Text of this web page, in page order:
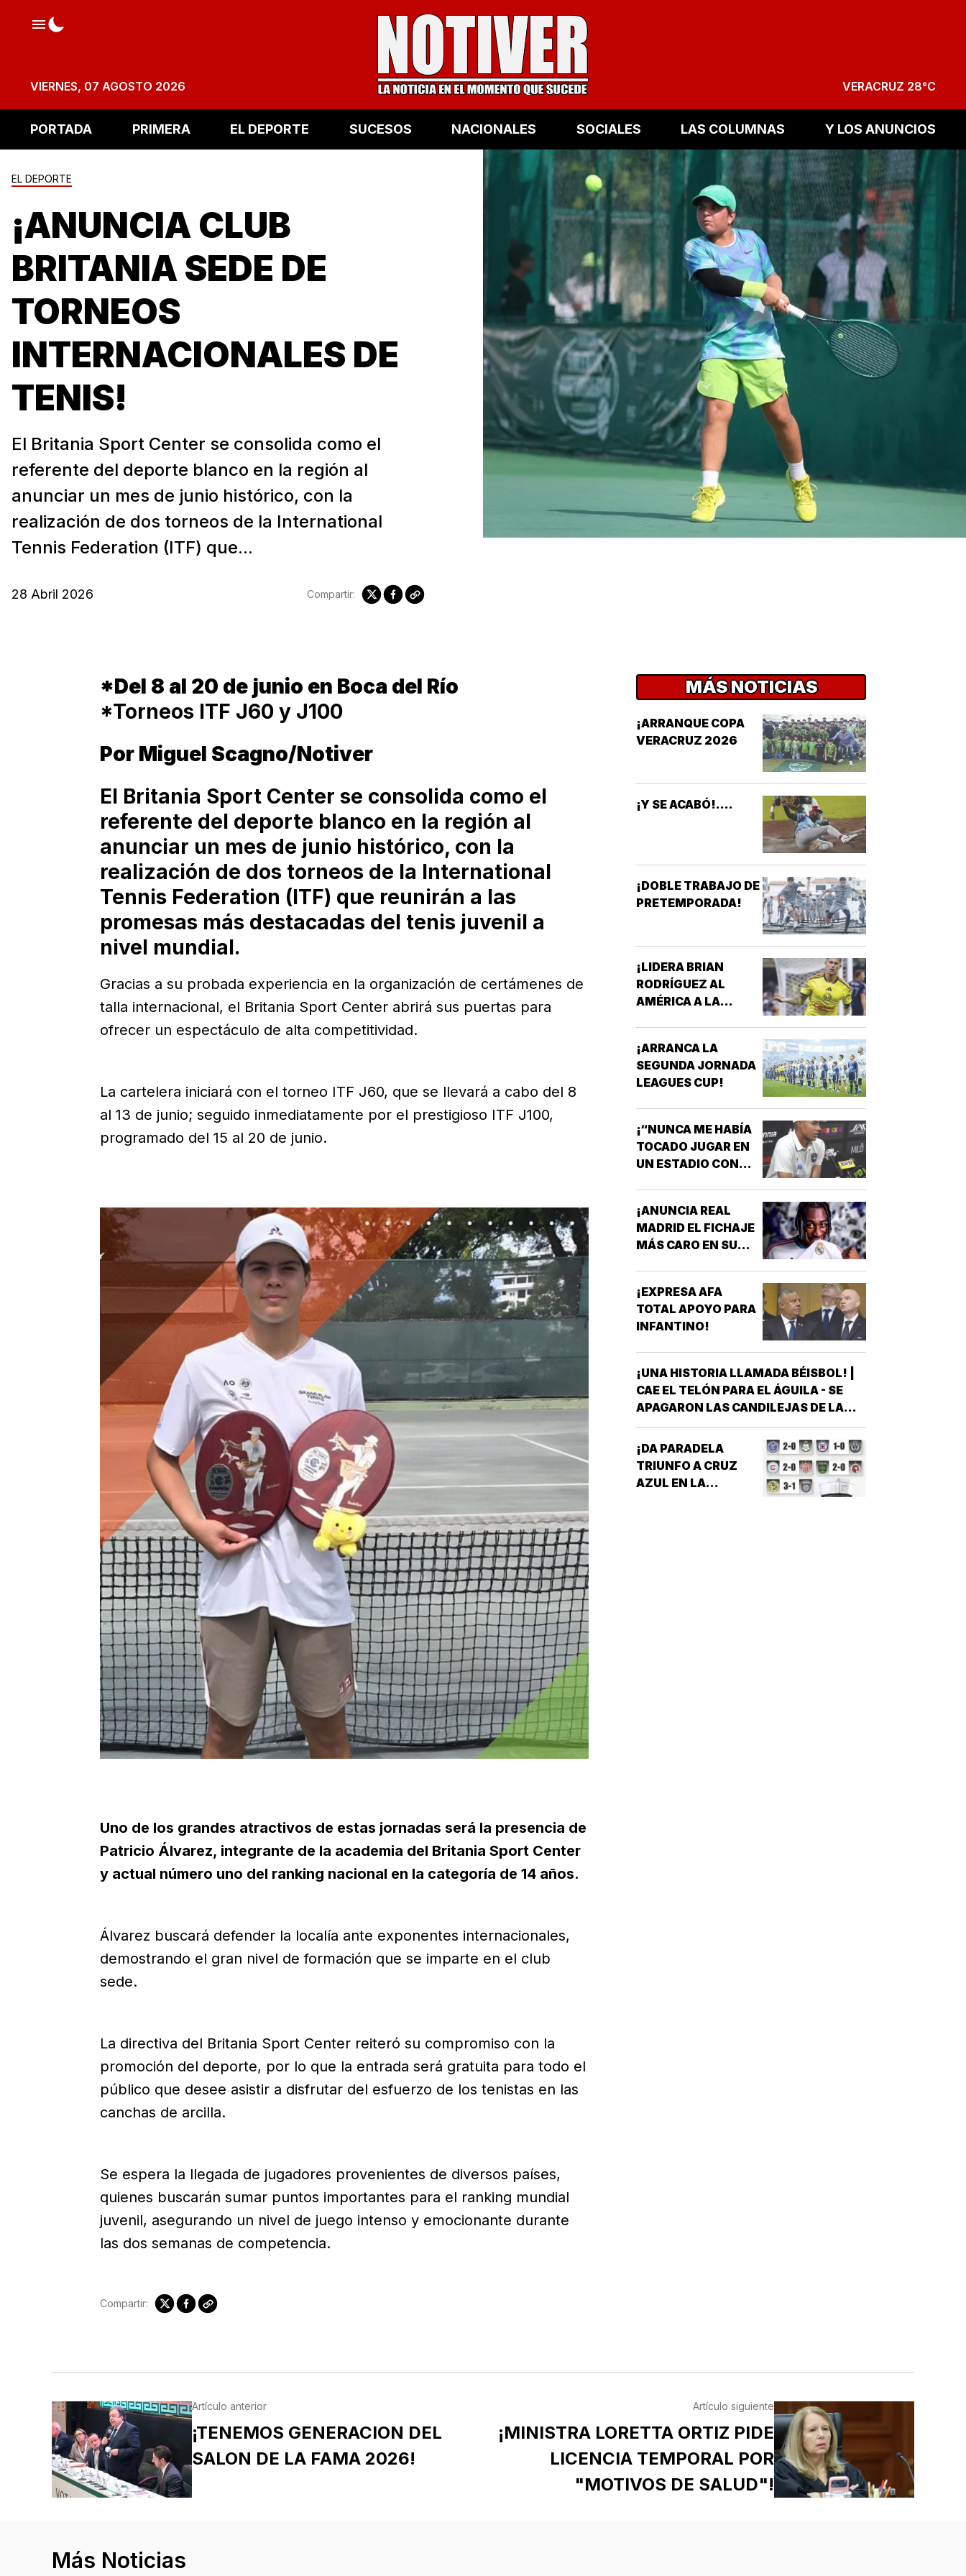
VIERNES, 07 AGOSTO 2026 VERACRUZ 28°C
PORTADA PRIMERA EL DEPORTE SUCESOS NACIONALES SOCIALES LAS COLUMNAS Y LOS ANUNCIOS
EL DEPORTE
¡ANUNCIA CLUB
BRITANIA SEDE DE
TORNEOS
INTERNACIONALES DE
TENIS!
El Britania Sport Center se consolida como el
referente del deporte blanco en la región al
anunciar un mes de junio histórico, con la
realización de dos torneos de la International
Tennis Federation (ITF) que...
28 Abril 2026 Compartir:
*Del 8 al 20 de junio en Boca del Río
*Torneos ITF J60 y J100
Por Miguel Scagno/Notiver
El Britania Sport Center se consolida como el
referente del deporte blanco en la región al
anunciar un mes de junio histórico, con la
realización de dos torneos de la International
Tennis Federation (ITF) que reunirán a las
promesas más destacadas del tenis juvenil a
nivel mundial.
Gracias a su probada experiencia en la organización de certámenes de
talla internacional, el Britania Sport Center abrirá sus puertas para
ofrecer un espectáculo de alta competitividad.
La cartelera iniciará con el torneo ITF J60, que se llevará a cabo del 8
al 13 de junio; seguido inmediatamente por el prestigioso ITF J100,
programado del 15 al 20 de junio.
Uno de los grandes atractivos de estas jornadas será la presencia de
Patricio Álvarez, integrante de la academia del Britania Sport Center
y actual número uno del ranking nacional en la categoría de 14 años.
Álvarez buscará defender la localía ante exponentes internacionales,
demostrando el gran nivel de formación que se imparte en el club
sede.
La directiva del Britania Sport Center reiteró su compromiso con la
promoción del deporte, por lo que la entrada será gratuita para todo el
público que desee asistir a disfrutar del esfuerzo de los tenistas en las
canchas de arcilla.
Se espera la llegada de jugadores provenientes de diversos países,
quienes buscarán sumar puntos importantes para el ranking mundial
juvenil, asegurando un nivel de juego intenso y emocionante durante
las dos semanas de competencia.
Compartir:
MÁS NOTICIAS
¡ARRANQUE COPA
VERACRUZ 2026
¡Y SE ACABÓ!....
¡DOBLE TRABAJO DE
PRETEMPORADA!
¡LIDERA BRIAN
RODRÍGUEZ AL
AMÉRICA A LA
¡ARRANCA LA
SEGUNDA JORNADA
LEAGUES CUP!
¡“NUNCA ME HABÍA
TOCADO JUGAR EN
UN ESTADIO CON
¡ANUNCIA REAL
MADRID EL FICHAJE
MÁS CARO EN SU
¡EXPRESA AFA
TOTAL APOYO PARA
INFANTINO!
¡UNA HISTORIA LLAMADA BÉISBOL! |
CAE EL TELÓN PARA EL ÁGUILA - SE
APAGARON LAS CANDILEJAS DE LA
TEMPORADA 2026 PARA EL ÁGUILA DE
VERACRUZ *LA NOVENA JAROCHA
CERRÓ SU CALENDARIO CON UNA
VICTORIA DE 10-6 SOBRE PERICOS DE
PUEBLA, PERO EL TRIUNFO YA NO…
¡DA PARADELA
TRIUNFO A CRUZ
AZUL EN LA
Artículo anterior
¡TENEMOS GENERACION DEL
SALON DE LA FAMA 2026!
Artículo siguiente
¡MINISTRA LORETTA ORTIZ PIDE
LICENCIA TEMPORAL POR
"MOTIVOS DE SALUD"!
Más Noticias